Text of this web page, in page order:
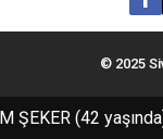
© 2025
(42